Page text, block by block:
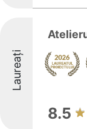
Laureați
8.5